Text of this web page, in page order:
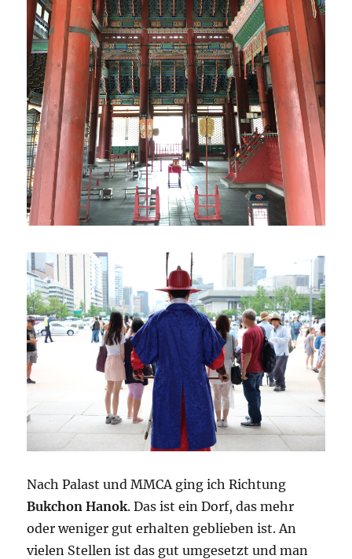
Nach Palast und MMCA ging ich Richtung
Bukchon Hanok. Das ist ein Dorf, das mehr
oder weniger gut erhalten geblieben ist. An
vielen Stellen ist das gut umgesetzt und man